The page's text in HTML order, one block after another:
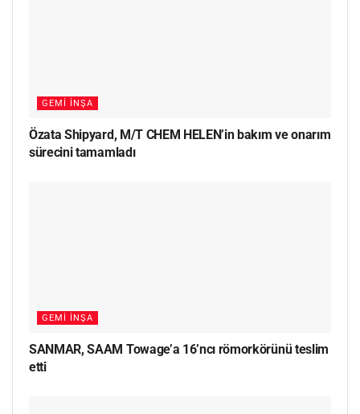
GEMI İNŞA
Özata Shipyard, M/T CHEM HELEN’in bakım ve onarım
sürecini tamamladı
GEMI İNŞA
SANMAR, SAAM Towage’a 16’ncı römorkörünü teslim
etti